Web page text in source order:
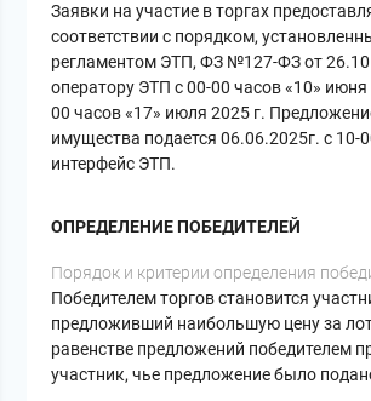
Заявки на участие в торгах
соответствии с порядком,
регламентом ЭТП, ФЗ №127-ФЗ от
оператору ЭТП с 00-00 часов «10» июня
00 часов «17» июля 2025 г.
имущества подается 06.06.2025г. с 10-
интерфейс ЭТП.
ОПРЕДЕЛЕНИЕ ПОБЕДИТЕЛЕЙ
Порядок и критерии определения
Победителем торгов становится
предложивший наибольшую цену за
равенстве предложений победителем
участник, чье предложение было